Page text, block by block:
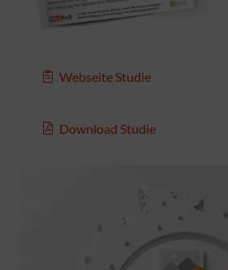
Webseite Studie
Download Studie